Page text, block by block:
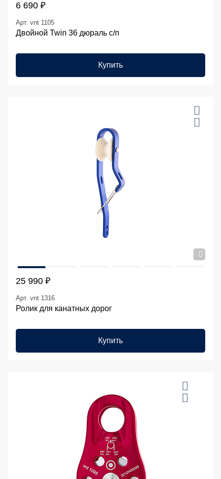
6 690 ₽
Арт. vnt 1105
Двойной Twin 36 дюраль с/п
Купить
25 990 ₽
Арт. vnt 1316
Ролик для канатных дорог
Купить